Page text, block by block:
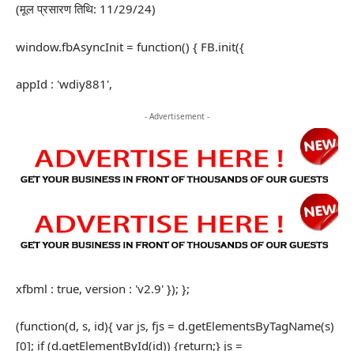
(मूल प्रसारण तिथि: 11/29/24)
window.fbAsyncInit = function() { FB.init({
appId : 'wdiy881',
- Advertisement -
xfbml : true, version : 'v2.9' }); };
(function(d, s, id){ var js, fjs = d.getElementsByTagName(s)
[0]; if (d.getElementById(id)) {return;} js =